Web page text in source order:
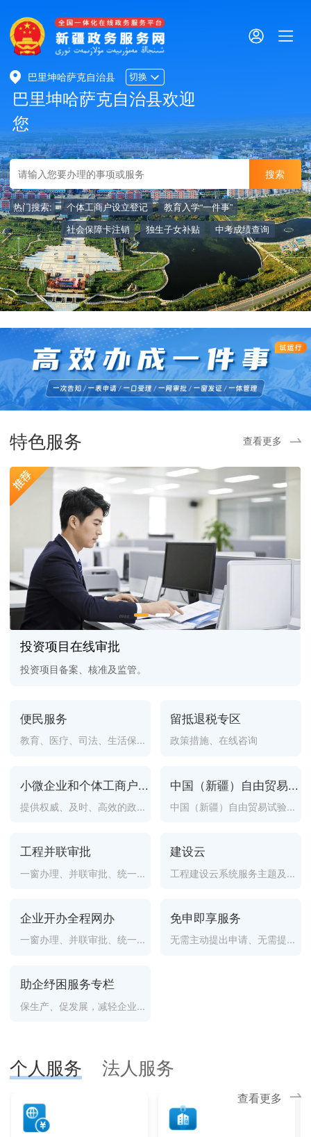
巴里坤哈萨克自治县 切换
巴里坤哈萨克自治县欢迎
您
热门搜索: 个体工商户设立登记
教育入学“一件事”
社会保障卡注销
独生子女补贴 中考成绩查询
特色服务 查看更多
投资项目在线审批
投资项目备案、核准及监管。
便民服务
教育、医疗、司法、生活保...
留抵退税专区
政策措施、在线咨询
小微企业和个体工商户...
提供权威、及时、高效的政...
中国（新疆）自由贸易...
中国（新疆）自由贸易试验...
工程并联审批
一窗办理、并联审批、统一...
建设云
工程建设云系统服务主题及...
企业开办全程网办
一窗办理、并联审批、统一...
免申即享服务
无需主动提出申请、无需提...
助企纾困服务专栏
保生产、促发展，减轻企业...
个人服务 法人服务
查看更多